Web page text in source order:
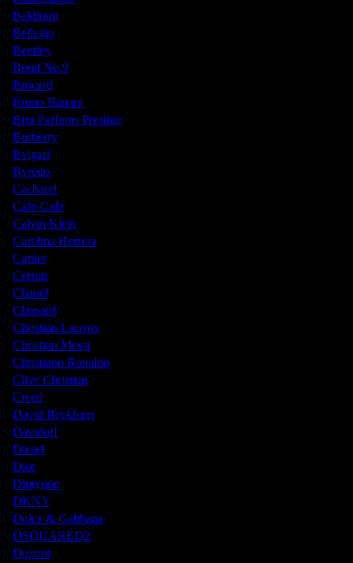
Baldinini
Bellagio
Bentley
Bond No.9
Brocard
Bruno Banani
Brut Parfums Prestige
Burberry
Bvlgari
Byredo
Cacharel
Cafe-Cafe
Calvin Klein
Carolina Herrera
Cartier
Cerruti
Chanel
Chopard
Christian Lacroix
Christian Messi
Christiano Ronaldo
Clive Christian
Creed
David Beckham
Davidoff
Diesel
Dior
Diptyque
DKNY
Dolce & Gabbana
DSQUARED2
Dupont